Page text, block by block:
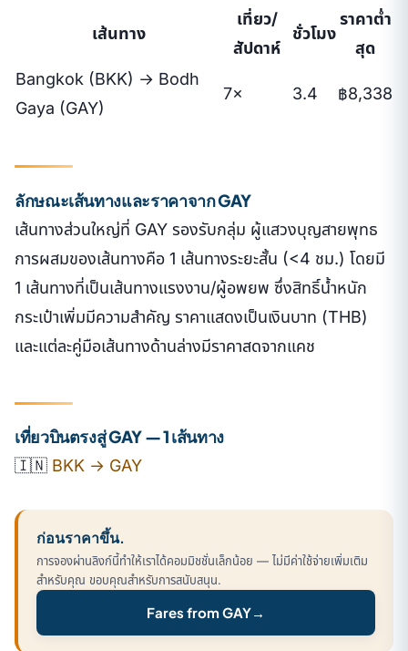
เส้นทาง
เที่ยว/
สัปดาห์
ชั่วโมง
ราคาต่ำ
สุด
Bangkok (BKK) → Bodh
Gaya (GAY)
7× 3.4 ฿8,338
ลักษณะเส้นทางและราคาจาก GAY
เส้นทางส่วนใหญ่ที่ GAY รองรับกลุ่ม ผู้แสวงบุญสายพุทธ
การผสมของเส้นทางคือ 1 เส้นทางระยะสั้น (<4 ชม.) โดยมี
1 เส้นทางที่เป็นเส้นทางแรงงาน/ผู้อพยพ ซึ่งสิทธิ์น้ำหนัก
กระเป๋าเพิ่มมีความสำคัญ ราคาแสดงเป็นเงินบาท (THB)
และแต่ละคู่มือเส้นทางด้านล่างมีราคาสดจากแคช
เที่ยวบินตรงสู่ GAY — 1 เส้นทาง
🇮🇳 BKK → GAY
ก่อนราคาขึ้น.
การจองผ่านลิงก์นี้ทำให้เราได้คอมมิชชั่นเล็กน้อย — ไม่มีค่าใช้จ่ายเพิ่มเติม
สำหรับคุณ ขอบคุณสำหรับการสนับสนุน.
Fares from GAY→